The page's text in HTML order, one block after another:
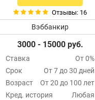
Отзывы: 16
Вэббанкир
3000 - 15000 руб.
Ставка
От 0%
Срок
От 7 до 30 дней
Возраст
От 20 до 100 лет
Кред. история
Любая